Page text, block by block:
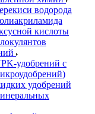
водорода
кислоты
удобрений с
удобрений